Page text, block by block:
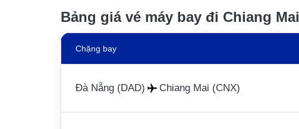
Bảng giá vé máy bay đi Chiang Mai
Chặng bay
Đà Nẵng (DAD) Chiang Mai (CNX)